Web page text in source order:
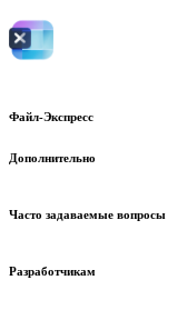
Файл-Экспресс
Дополнительно
Часто задаваемые вопросы
Разработчикам